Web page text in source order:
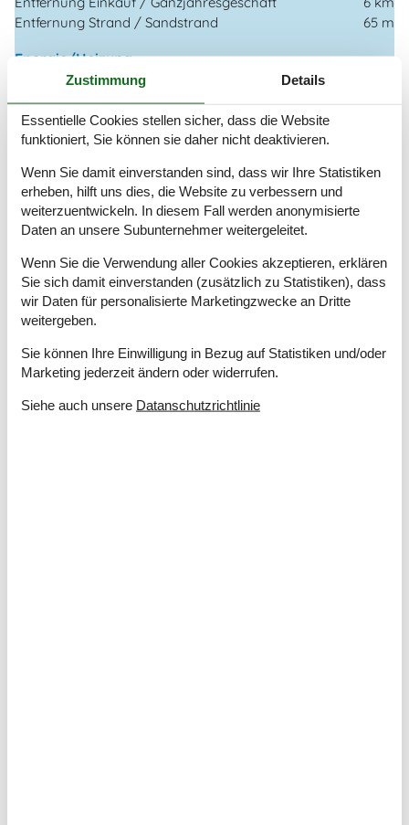
Entfernung Strand / Sandstrand
65 m
Energie/Heizung
4 x Elektroheizung
Kaminofen
Wärmepumpe / Mit Kühlung
Abzugshaube
Backofen
Gefriertruhe
Kaffeemaschine
Kochplatten
Kühlschrank
Spülmaschine
Deutsche Kanäle
Dän. TV
Gratis Wi-Fi - Über 20 Mbit
Zustimmung Details
Essentielle Cookies stellen sicher, dass die Website
funktioniert, Sie können sie daher nicht deaktivieren.
Wenn Sie damit einverstanden sind, dass wir Ihre Statistiken
erheben, hilft uns dies, die Website zu verbessern und
weiterzuentwickeln. In diesem Fall werden anonymisierte
Daten an unsere Subunternehmer weitergeleitet.
Wenn Sie die Verwendung aller Cookies akzeptieren, erklären
Sie sich damit einverstanden (zusätzlich zu Statistiken), dass
wir Daten für personalisierte Marketingzwecke an Dritte
weitergeben.
Sie können Ihre Einwilligung in Bezug auf Statistiken und/oder
Marketing jederzeit ändern oder widerrufen.
Siehe auch unsere Datanschutzrichtlinie